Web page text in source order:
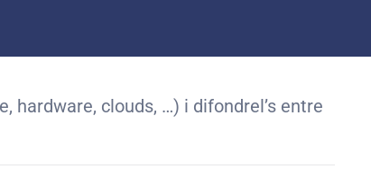
clouds, …) i difondrel’s entre